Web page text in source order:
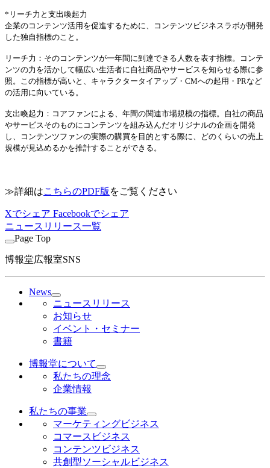
*リーチ力と支出喚起力
企業のコンテンツ活用を促進するために、コンテンツビジネスラボが開発
した独自指標のこと。
リーチ力：そのコンテンツが一年間に到達できる人数を表す指標。コンテ
ンツの力を活かして幅広い生活者に自社商品やサービスを知らせる際に参
照。この指標が高いと、キャラクタータイアップ・CMへの起用・PRなど
の活用に向いている。
支出喚起力：コアファンによる、年間の関連市場規模の指標。自社の商品
やサービスそのものにコンテンツを組み込んだオリジナルの企画を開発
し、コンテンツファンの実際の購買を目的とする際に、どのくらいの売上
規模が見込めるかを推計することができる。
≫詳細はこちらのPDF版 をご覧ください
Xでシェア Facebookでシェア
ニュースリリース一覧
Page Top
博報堂広報室SNS
News
ニュースリリース
お知らせ
イベント・セミナー
書籍
博報堂について
私たちの理念
企業情報
私たちの事業
マーケティングビジネス
コマースビジネス
コンテンツビジネス
共創型ソーシャルビジネス